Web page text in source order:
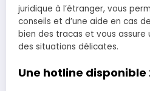
juridique à l’étranger, vous
conseils et d’une aide en cas
bien des tracas et vous assure
des situations délicates.
Une hotline disponible